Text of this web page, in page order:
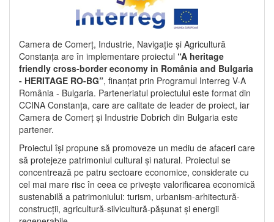
Camera de Comerț, Industrie, Navigație și Agricultură
Constanța are în implementare proiectul “A heritage
friendly cross-border economy in România and Bulgaria
- HERITAGE RO-BG”, finanțat prin Programul Interreg V-A
România - Bulgaria. Parteneriatul proiectului este format din
CCINA Constanța, care are calitate de leader de proiect, iar
Camera de Comerț și Industrie Dobrich din Bulgaria este
partener.
Proiectul își propune să promoveze un mediu de afaceri care
să protejeze patrimoniul cultural și natural. Proiectul se
concentrează pe patru sectoare economice, considerate cu
cel mai mare risc în ceea ce privește valorificarea economică
sustenabilă a patrimoniului: turism, urbanism-arhitectură-
construcții, agricultură-silvicultură-pășunat și energii